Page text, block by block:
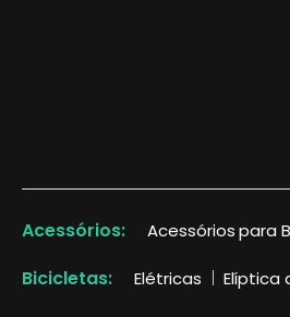
Acessórios: Acessórios para
Bicicletas: Elétricas Elíptica